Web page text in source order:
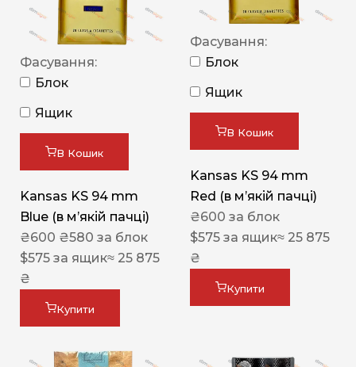
Фасування:
Блок
Ящик
В Кошик
Kansas KS 94 mm
Blue (в мʼякій пачці)
₴600 ₴580 за блок
$575 за ящик≈ 25 875
₴
Купити
Фасування:
Блок
Ящик
В Кошик
Kansas KS 94 mm
Red (в мʼякій пачці)
₴600 за блок
$575 за ящик≈ 25 875
₴
Купити